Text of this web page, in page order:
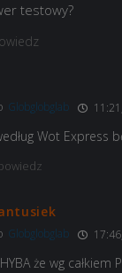
testowy?
Globglobglab
Wot Express
Globglobglab
że wg całkiem